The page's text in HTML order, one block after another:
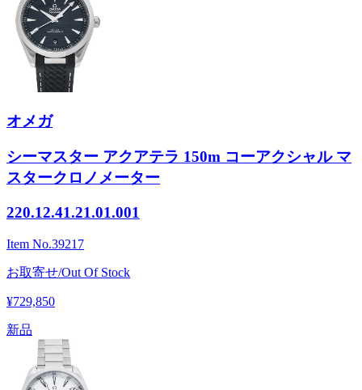
オメガ
シーマスター アクアテラ 150m コーアクシャル マ
スタークロノメーター
220.12.41.21.01.001
Item No.39217
お取寄せ/Out Of Stock
¥729,850
新品